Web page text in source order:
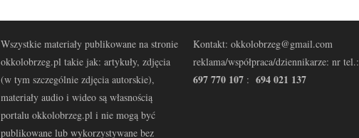
Wszystkie materiały publikowane na stronie
okkolobrzeg.pl takie jak: artykuły, zdjęcia
(w tym szczególnie zdjęcia autorskie),
materiały audio i wideo są własnością
portalu okkolobrzeg.pl i nie mogą być
publikowane lub wykorzystywane bez
Kontakt: okkolobrzeg@gmail.com
reklama/współpraca/dziennikarze: nr tel.:
697 770 107 : 694 021 137